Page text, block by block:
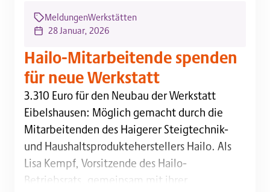
MeldungenWerkstätten
28 Januar, 2026
Hailo-Mitarbeitende spenden
für neue Werkstatt
3.310 Euro für den Neubau der Werkstatt
3.310 Euro für den Neubau der Werkstatt
Eibelshausen: Möglich gemacht durch die
Mitarbeitenden des Haigerer Steigtechnik-
und Haushaltsprodukteherstellers Hailo. Als
Lisa Kempf, Vorsitzende des Hailo-
Betriebsrats, gemeinsam mit ihrer